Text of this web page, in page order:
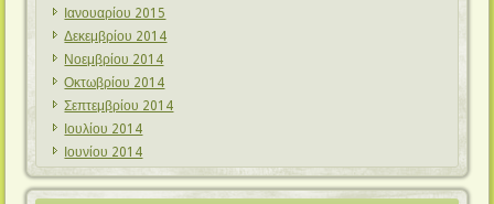
Ιανουαρίου 2015
Δεκεμβρίου 2014
Νοεμβρίου 2014
Οκτωβρίου 2014
Σεπτεμβρίου 2014
Ιουλίου 2014
Ιουνίου 2014